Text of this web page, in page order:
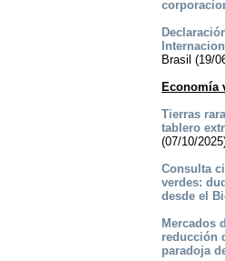
Brasil (19/
Economía
Tierras
tablero
(07/10/
Consulta
verdes:
desde el
Mercados
reducción
paradoja